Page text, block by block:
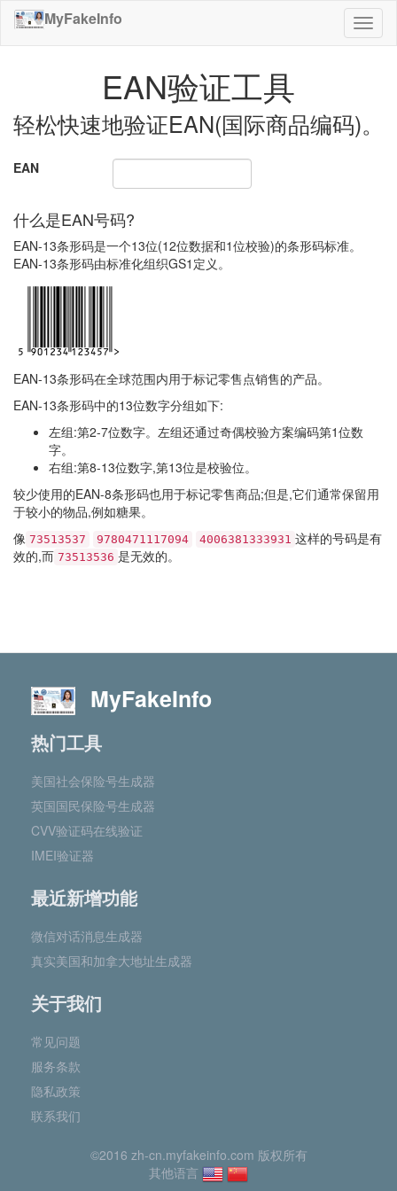
切
换
MyFakeInfo
EAN验证工具
轻松快速地验证EAN(国际商品编码)。
EAN
什么是EAN号码?
EAN-13条形码是一个13位(12位数据和1位校验)的条形码标准。
EAN-13条形码由标准化组织GS1定义。
EAN-13条形码在全球范围内用于标记零售点销售的产品。
EAN-13条形码中的13位数字分组如下:
左组:第2-7位数字。左组还通过奇偶校验方案编码第1位数
字。
右组:第8-13位数字,第13位是校验位。
较少使用的EAN-8条形码也用于标记零售商品;但是,它们通常保留用
于较小的物品,例如糖果。
像 73513537 9780471117094 4006381333931 这样的号码是有
效的,而 73513536 是无效的。
MyFakeInfo
热门工具
美国社会保险号生成器
英国国民保险号生成器
CVV验证码在线验证
IMEI验证器
最近新增功能
微信对话消息生成器
真实美国和加拿大地址生成器
关于我们
常见问题
服务条款
隐私政策
联系我们
©2016 zh-cn.myfakeinfo.com 版权所有
其他语言